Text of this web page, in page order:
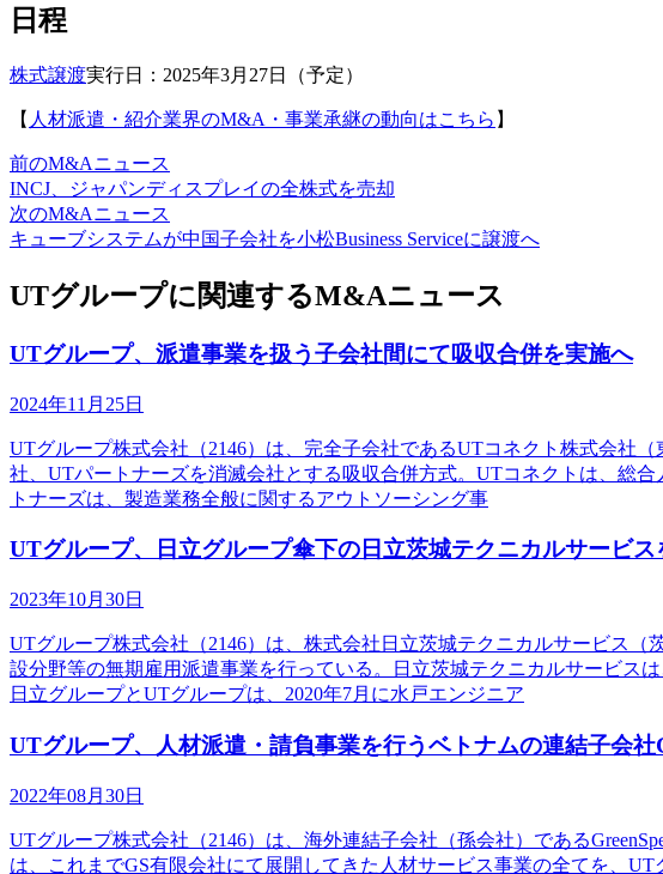
日程
株式譲渡実行日：2025年3月27日（予定）
【 人材派遣・紹介業界のM&A・事業承継の動向はこちら 】
前のM&Aニュース
INCJ、ジャパンディスプレイの全株式を売却
次のM&Aニュース
キューブシステムが中国子会社を小松Business Serviceに譲渡へ
UTグループに関連するM&Aニュース
UTグループ、派遣事業を扱う子会社間にて吸収合併を実施へ
2024年11月25日
UTグループ株式会社（2146）は、完全子会社であるUTコネクト株式会社
社、UTパートナーズを消滅会社とする吸収合併方式。UTコネクトは、総
トナーズは、製造業務全般に関するアウトソーシング事
UTグループ、日立グループ傘下の日立茨城テクニカルサービス
2023年10月30日
UTグループ株式会社（2146）は、株式会社日立茨城テクニカルサービス
設分野等の無期雇用派遣事業を行っている。日立茨城テクニカルサービス
日立グループとUTグループは、2020年7月に水戸エンジニア
UTグループ、人材派遣・請負事業を行うベトナムの連結子会社
2022年08月30日
UTグループ株式会社（2146）は、海外連結子会社（孫会社）である
は、これまでGS有限会社にて展開してきた人材サービス事業の全てを、